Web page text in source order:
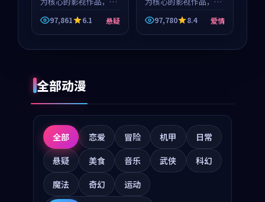
绕危机、反转与人物成
长展开，整体节奏紧
凑，值得推荐观看。
97,861 6.1 悬疑
绕危机、反转与人物成
长展开，整体节奏紧
凑，值得推荐观看。
97,780 8.4 爱情
全部动漫
全部 恋爱 冒险 机甲
日常
悬疑
美食 音乐 武侠
科幻
魔法
奇幻 运动